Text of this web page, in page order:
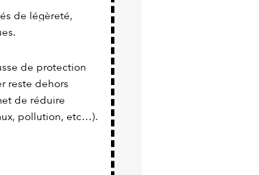
de légèreté,
de protection
reste dehors
de réduire
pollution, etc…).